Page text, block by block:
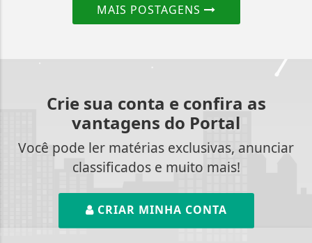
MAIS POSTAGENS
Crie sua conta e confira as
vantagens do Portal
Você pode ler matérias exclusivas, anunciar
classificados e muito mais!
CRIAR MINHA CONTA